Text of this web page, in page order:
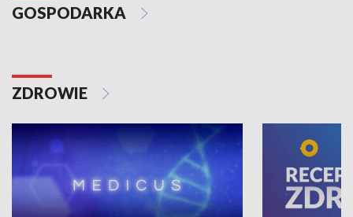
GOSPODARKA
ZDROWIE